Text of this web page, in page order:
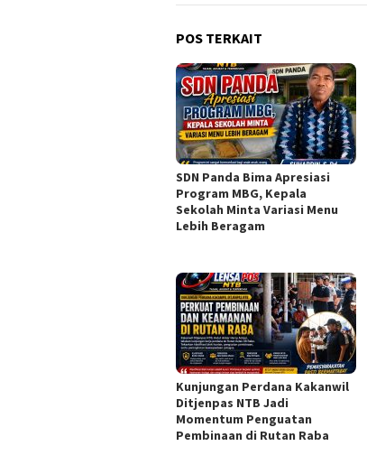
POS TERKAIT
SDN Panda Bima Apresiasi
Program MBG, Kepala
Sekolah Minta Variasi Menu
Lebih Beragam
Kunjungan Perdana Kakanwil
Ditjenpas NTB Jadi
Momentum Penguatan
Pembinaan di Rutan Raba